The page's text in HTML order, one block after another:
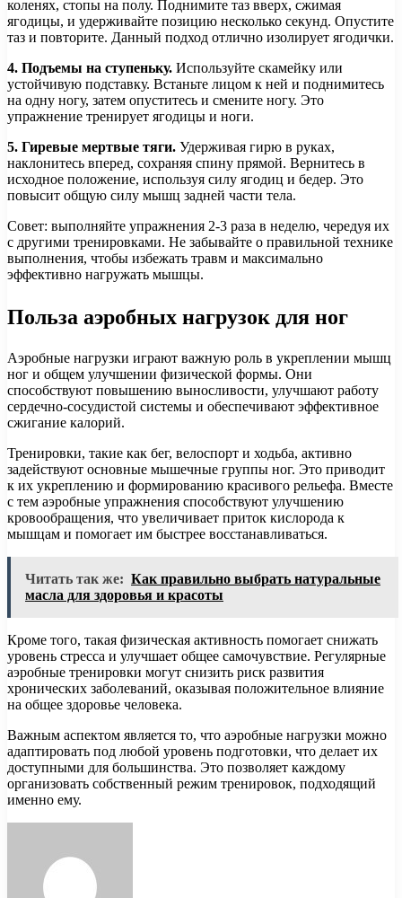
коленях, стопы на полу. Поднимите таз вверх, сжимая
ягодицы, и удерживайте позицию несколько секунд. Опустите
таз и повторите. Данный подход отлично изолирует ягодички.
4. Подъемы на ступеньку. Используйте скамейку или
устойчивую подставку. Встаньте лицом к ней и поднимитесь
на одну ногу, затем опуститесь и смените ногу. Это
упражнение тренирует ягодицы и ноги.
5. Гиревые мертвые тяги. Удерживая гирю в руках,
наклонитесь вперед, сохраняя спину прямой. Вернитесь в
исходное положение, используя силу ягодиц и бедер. Это
повысит общую силу мышц задней части тела.
Совет: выполняйте упражнения 2-3 раза в неделю, чередуя их
с другими тренировками. Не забывайте о правильной технике
выполнения, чтобы избежать травм и максимально
эффективно нагружать мышцы.
Польза аэробных нагрузок для ног
Аэробные нагрузки играют важную роль в укреплении мышц
ног и общем улучшении физической формы. Они
способствуют повышению выносливости, улучшают работу
сердечно-сосудистой системы и обеспечивают эффективное
сжигание калорий.
Тренировки, такие как бег, велоспорт и ходьба, активно
задействуют основные мышечные группы ног. Это приводит
к их укреплению и формированию красивого рельефа. Вместе
с тем аэробные упражнения способствуют улучшению
кровообращения, что увеличивает приток кислорода к
мышцам и помогает им быстрее восстанавливаться.
Читать так же: Как правильно выбрать натуральные
масла для здоровья и красоты
Кроме того, такая физическая активность помогает снижать
уровень стресса и улучшает общее самочувствие. Регулярные
аэробные тренировки могут снизить риск развития
хронических заболеваний, оказывая положительное влияние
на общее здоровье человека.
Важным аспектом является то, что аэробные нагрузки можно
адаптировать под любой уровень подготовки, что делает их
доступными для большинства. Это позволяет каждому
организовать собственный режим тренировок, подходящий
именно ему.